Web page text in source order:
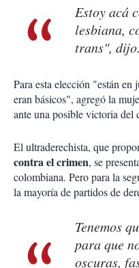
Estoy acá
lesbiana,
trans", dijo.
Para esta elección "están en
eran básicos", agregó la
ante una posible victoria del
El ultraderechista, que
contra el crimen, se
colombiana. Pero para la
la mayoría de partidos de
Tenemos
para que
oscuras,